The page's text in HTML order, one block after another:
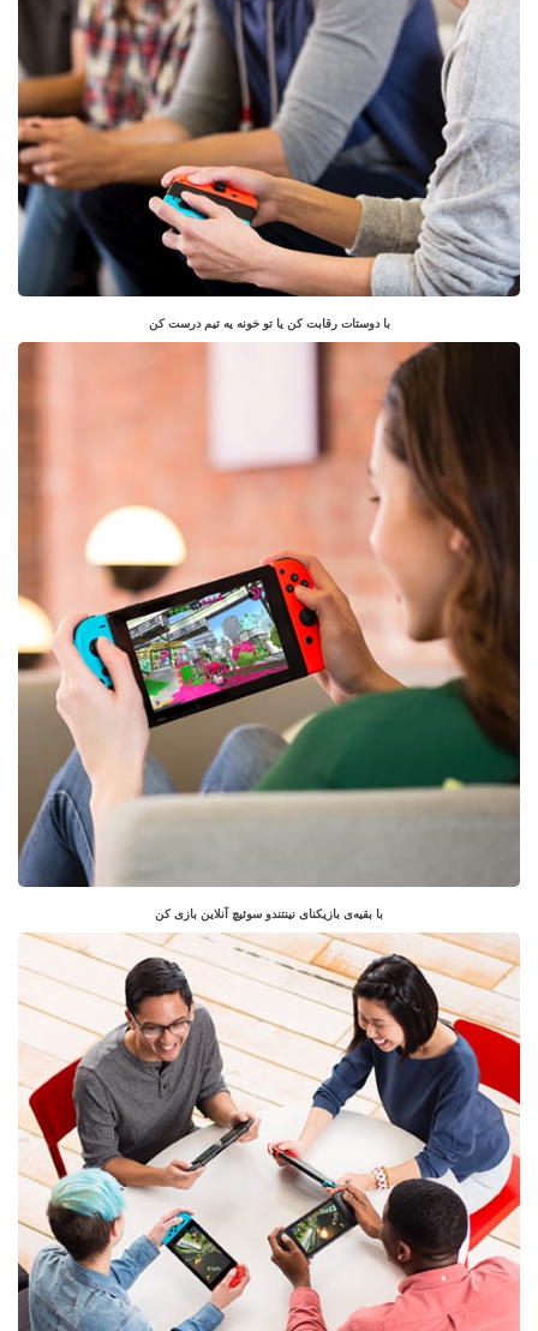
با دوستات رقابت کن یا تو خونه یه تیم درست کن
با بقیه‌ی بازیکنای نینتندو سوئیچ آنلاین بازی کن